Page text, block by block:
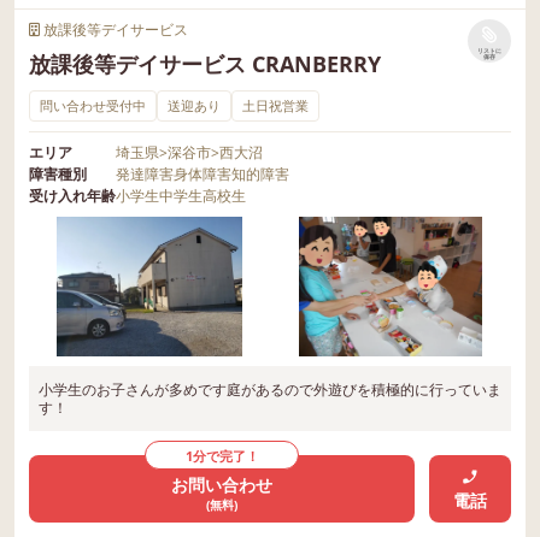
放課後等デイサービス
放課後等デイサービス CRANBERRY
リストに
保存
問い合わせ受付中 送迎あり 土日祝営業
エリア 埼玉県>深谷市>西大沼
障害種別
発達障害身体障害知的障害
受け入れ年齢小学生中学生高校生
小学生のお子さんが多めです庭があるので外遊びを積極的に行っていま
す！
1分で完了！
お問い合わせ
(無料) 電話